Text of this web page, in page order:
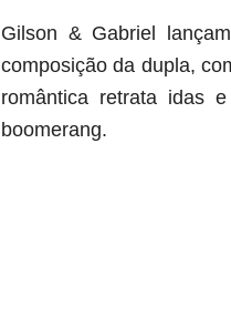
Gilson & Gabriel
composição da dupla,
romântica retrata idas
boomerang.